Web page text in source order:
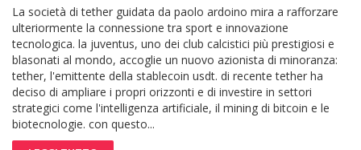
La società di tether guidata da paolo ardoino mira a rafforzare
ulteriormente la connessione tra sport e innovazione
tecnologica. la juventus, uno dei club calcistici più prestigiosi e
blasonati al mondo, accoglie un nuovo azionista di minoranza:
tether, l'emittente della stablecoin usdt. di recente tether ha
deciso di ampliare i propri orizzonti e di investire in settori
strategici come l'intelligenza artificiale, il mining di bitcoin e le
biotecnologie. con questo...